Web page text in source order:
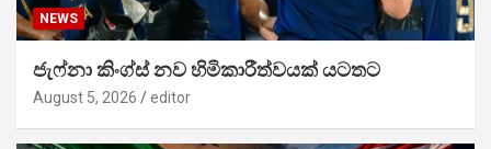
NEWS
ජැෆ්නා කිංග්ස් නව හිමිකාරීත්වයක් යටතට
August 5, 2026 editor